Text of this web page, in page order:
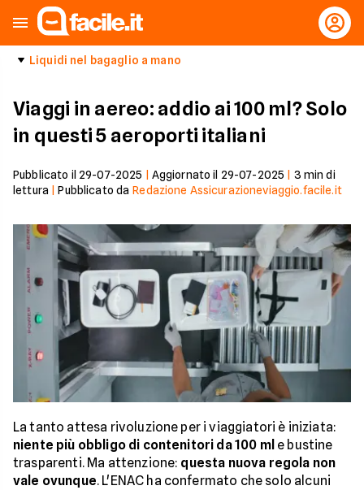
Liquidi nel bagaglio a mano
Viaggi in aereo: addio ai 100 ml? Solo
in questi 5 aeroporti italiani
Pubblicato il 29-07-2025 Aggiornato il 29-07-2025 3 min di
lettura |Pubblicato da Redazione Assicurazioneviaggio.facile.it
La tanto attesa rivoluzione per i viaggiatori è iniziata:
niente più obbligo di contenitori da 100 ml e bustine
trasparenti. Ma attenzione: questa nuova regola non
vale ovunque. L'ENAC ha confermato che solo alcuni